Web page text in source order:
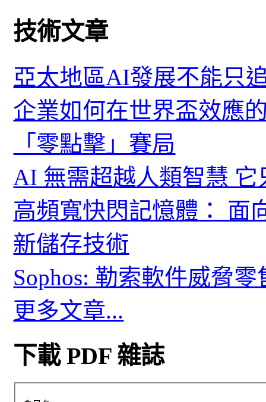
技術文章
亞太地區AI發展不能只
企業如何在世界盃效應
「零點擊」賽局
AI 無需超越人類智慧
高頻寬快閃記憶體： 面
新儲存技術
Sophos: 勒索軟件威脅
更多文章...
下載 PDF 雜誌